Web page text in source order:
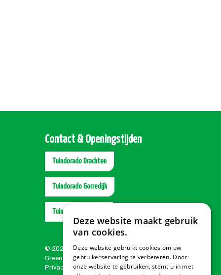
Contact & Openingstijden
Tuindorado Drachten
Tuindorado Gorredijk
Tuindorado Wolvega
© 2026 Tuindorado
Green Solutions
Privacy policy
Deze website maakt gebruik
van cookies.
Deze website gebruikt cookies om uw
gebruikerservaring te verbeteren. Door
onze website te gebruiken, stemt u in met